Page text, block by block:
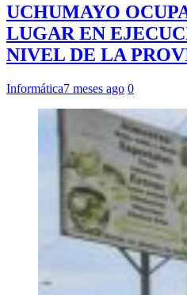
UCHUMAYO
LUGAR EN
NIVEL DE LA
Informática7 meses ago 0